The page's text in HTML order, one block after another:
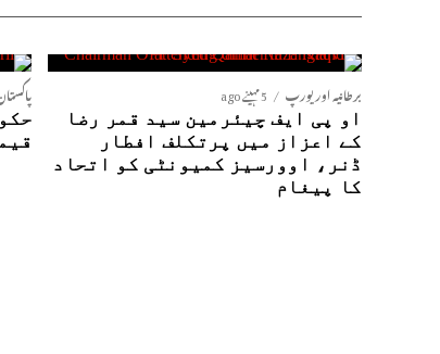
برطانیہ اور یورپ 5 مہینے ago
او پی ایف چیئرمین سید قمر رضا
کے اعزاز میں پرتکلف افطار
ڈنر، اوورسیز کمیونٹی کو اتحاد
کا پیغام